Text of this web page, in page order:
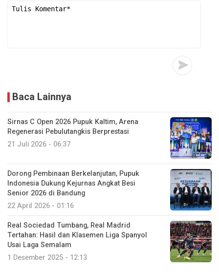
Baca Lainnya
Sirnas C Open 2026 Pupuk Kaltim, Arena
Regenerasi Pebulutangkis Berprestasi
21 Juli 2026 - 06:37
Dorong Pembinaan Berkelanjutan, Pupuk
Indonesia Dukung Kejurnas Angkat Besi
Senior 2026 di Bandung
22 April 2026 - 01:16
Real Sociedad Tumbang, Real Madrid
Tertahan: Hasil dan Klasemen Liga Spanyol
Usai Laga Semalam
1 Desember 2025 - 12:13